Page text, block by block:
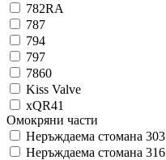
782RA
787
794
797
7860
Kiss Valve
xQR41
Омокряни части
Неръждаема стомана 303
Неръждаема стомана 316